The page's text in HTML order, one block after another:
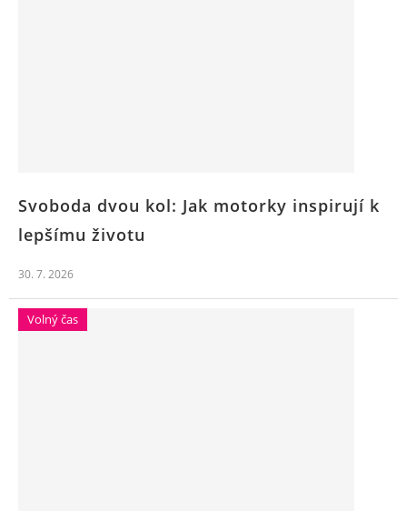
Svoboda dvou kol: Jak motorky inspirují k
lepšímu životu
30. 7. 2026
Volný čas